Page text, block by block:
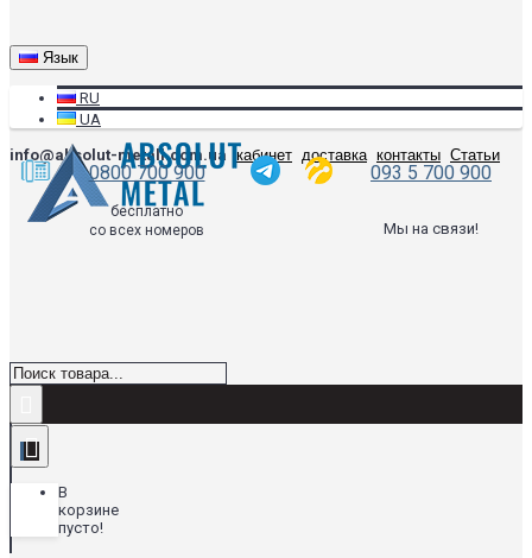
Язык
RU
UA
info@absolut-metall.com.ua
кабинет доставка контакты Статьи
0800 700 900 093 5 700 900
бесплатно
со всех номеров
Мы на связи!
В
корзине
пусто!